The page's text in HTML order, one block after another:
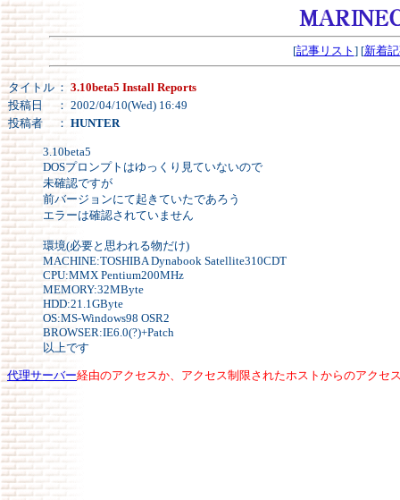
[記事リスト ] [新着
タイトル ： 3.10beta5 Install Reports
投稿日
： 2002/04/10(Wed) 16:49
投稿者
： HUNTER
3.10beta5
DOSプロンプトはゆっくり見ていないので
未確認ですが
前バージョンにて起きていたであろう
エラーは確認されていません
環境(必要と思われる物だけ)
MACHINE:TOSHIBA Dynabook Satellite310CDT
CPU:MMX Pentium200MHz
MEMORY:32MByte
HDD:21.1GByte
OS:MS-Windows98 OSR2
BROWSER:IE6.0(?)+Patch
以上です
代理サーバー経由のアクセスか、アクセス制限されたホストからのアクセ